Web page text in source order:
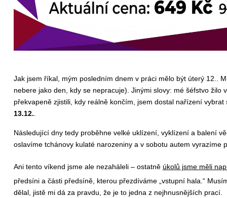
Jak jsem říkal, mým posledním dnem v práci mělo být úterý 12..
nebere jako den, kdy se nepracuje). Jinými slovy: mé šéfstvo
překvapeně zjistili, kdy reálně končím, jsem dostal nařízení
13.12.
Následující dny tedy proběhne velké uklízení, vyklízení a balení
oslavíme tchánovy kulaté narozeniny a v sobotu autem
Ani tento víkend jsme ale nezaháleli – ostatně úkolů jsme měli
předsíni a části předsíně, kterou přezdíváme „vstupní hala.“
dělal, jistě mi dá za pravdu, že je to jedna z nejhnusnějších prací.